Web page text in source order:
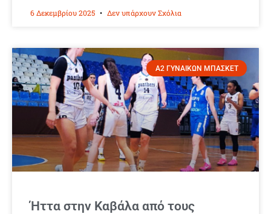
6 Δεκεμβρίου 2025 Δεν υπάρχουν Σχόλια
Α2 ΓΥΝΑΙΚΩΝ ΜΠΑΣΚΕΤ
Ήττα στην Καβάλα από τους